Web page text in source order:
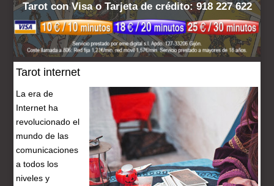
Tarot con Visa o Tarjeta de crédito:918 227 622
Tarot internet
La era de
Internet ha
revolucionado el
mundo de las
comunicaciones
a todos los
niveles y